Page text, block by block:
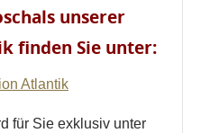
unserer
finden Sie unter:
Atlantik
für Sie exklusiv unter